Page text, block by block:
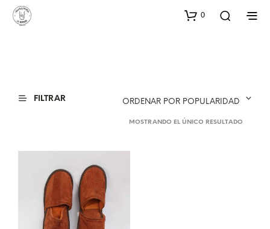
0
FILTRAR ORDENAR POR POPULARIDAD
MOSTRANDO EL ÚNICO RESULTADO